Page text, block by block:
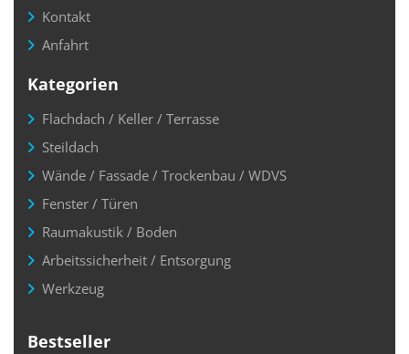
Kontakt
Anfahrt
Kategorien
Flachdach / Keller / Terrasse
Steildach
Wände / Fassade / Trockenbau / WDVS
Fenster / Türen
Raumakustik / Boden
Arbeitssicherheit / Entsorgung
Werkzeug
Bestseller